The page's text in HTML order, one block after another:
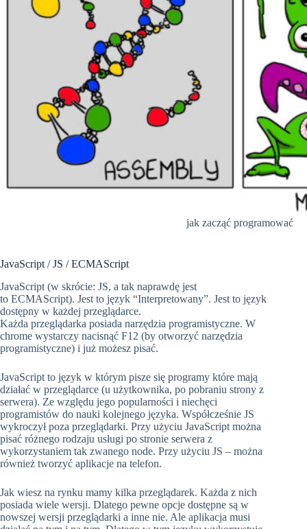
jak zacząć programować
JavaScript / JS / ECMAScript
JavaScript (w skrócie: JS, a tak naprawdę jest
to ECMAScript). Jest to język “Interpretowany”. Jest to język
dostępny w każdej przeglądarce.
Każda przeglądarka posiada narzędzia programistyczne. W
chrome wystarczy nacisnąć F12 (by otworzyć narzędzia
programistyczne) i już możesz pisać.
JavaScript to język w którym pisze się programy które mają
działać w przeglądarce (u użytkownika, po pobraniu strony z
serwera). Ze względu jego popularności i niechęci
programistów do nauki kolejnego języka. Współcześnie JS
wykroczył poza przeglądarki. Przy użyciu JavaScript można
pisać różnego rodzaju usługi po stronie serwera z
wykorzystaniem tak zwanego node. Przy użyciu JS – można
również tworzyć aplikacje na telefon.
Jak wiesz na rynku mamy kilka przeglądarek. Każda z nich
posiada wiele wersji. Dlatego pewne opcje dostępne są w
nowszej wersji przeglądarki a inne nie. Ale aplikacja musi